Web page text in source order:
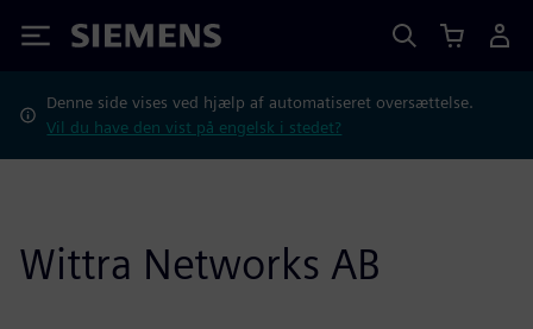
Siemens
Denne side vises ved hjælp af automatiseret oversættelse.
Vil du have den vist på engelsk i stedet?
Wittra Networks AB